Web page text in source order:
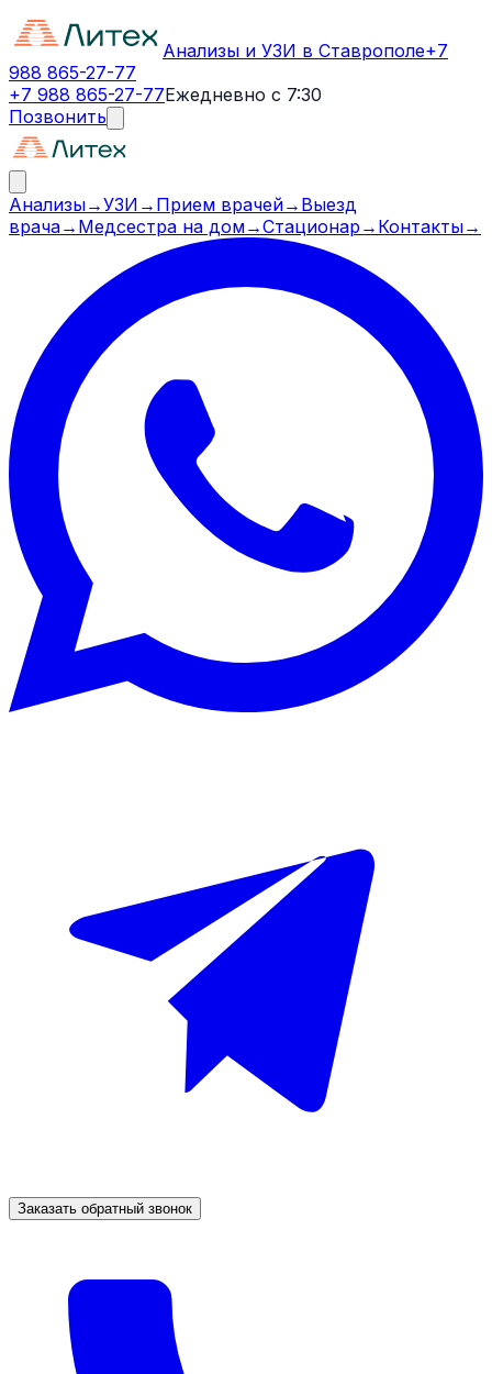
Анализы и УЗИ в Ставрополе+7
988 865-27-77
+7 988 865-27-77Ежедневно с 7:30
Позвонить
Анализы→УЗИ → Прием врачей→ Выезд
врача→ Медсестра на дом→Стационар → Контакты→
Заказать обратный звонок